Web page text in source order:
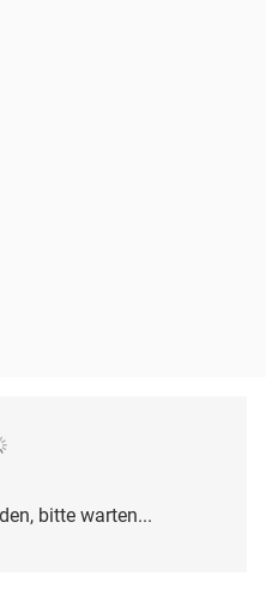
bitte warten...